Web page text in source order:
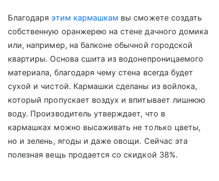
Благодаря этим кармашкам вы сможете создать
собственную оранжерею на стене дачного домика
или, например, на балконе обычной городской
квартиры. Основа сшита из водонепроницаемого
материала, благодаря чему стена всегда будет
сухой и чистой. Кармашки сделаны из войлока,
который пропускает воздух и впитывает лишнюю
воду. Производитель утверждает, что в
кармашках можно высаживать не только цветы,
но и зелень, ягоды и даже овощи. Сейчас эта
полезная вещь продается со скидкой 38%.